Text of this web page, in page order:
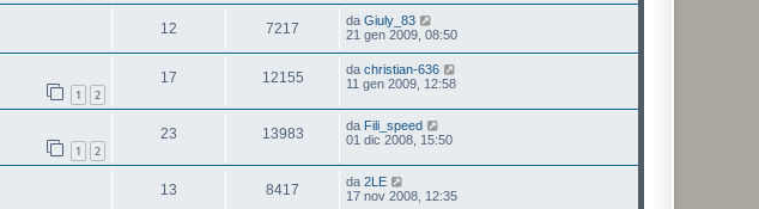
12 7217 da Giuly_83
21 gen 2009, 08:50
1 2
17 12155 da christian-636
11 gen 2009, 12:58
1 2
23 13983 da Fili_speed
01 dic 2008, 15:50
13 8417 da 2LE
17 nov 2008, 12:35